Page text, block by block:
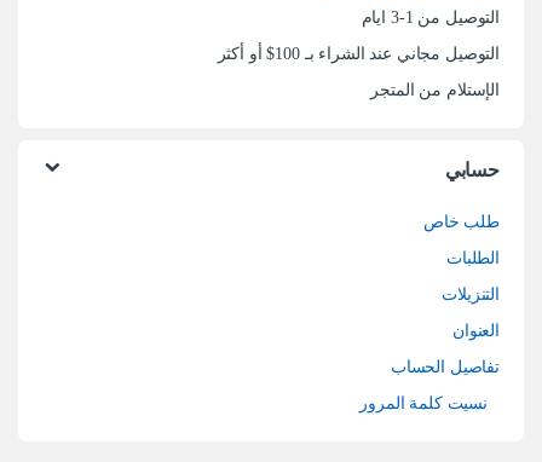
التوصيل من 1-3 ايام
التوصيل مجاني عند الشراء بـ 100$ أو أكثر
الإستلام من المتجر
حسابي
طلب خاص
الطلبات
التنزيلات
العنوان
تفاصيل الحساب
نسيت كلمة المرور